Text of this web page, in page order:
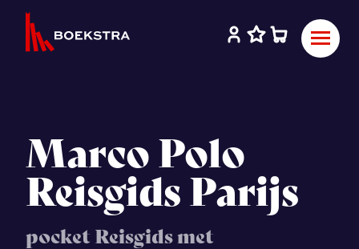
Marco Polo
Reisgids Parijs
pocket Reisgids met